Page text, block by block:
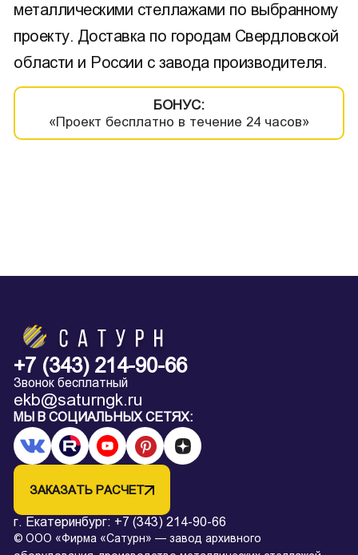
металлическими стеллажами по выбранному
проекту. Доставка по городам Свердловской
области и России с завода производителя.
БОНУС:
«Проект бесплатно в течение 24 часов»
+7 (343) 214-90-66
Звонок бесплатный
ekb@saturngk.ru
МЫ В СОЦИАЛЬНЫХ СЕТЯХ:
ЗАКАЗАТЬ РАСЧЕТ
г. Екатеринбург: +7 (343) 214-90-66
© ООО «Фирма «Сатурн» — завод архивного